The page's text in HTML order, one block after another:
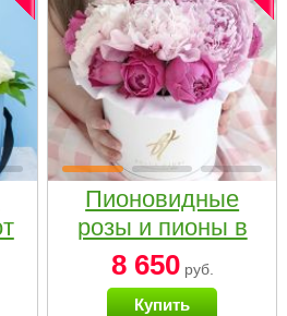
Пионовидные
розы и пионы в
белой коробке
Small
8 650руб.
Купить